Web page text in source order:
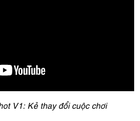
V1: Kẻ thay đổi cuộc chơi